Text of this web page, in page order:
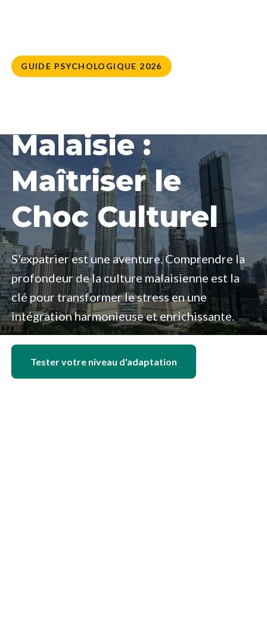
GUIDE PSYCHOLOGIQUE 2026
Malaisie :
Maîtriser le
Choc Culturel
S'expatrier est une aventure. Comprendre la
profondeur de la culture malaisienne est la
clé pour transformer le stress en une
intégration harmonieuse et enrichissante.
Tester votre niveau d'adaptation